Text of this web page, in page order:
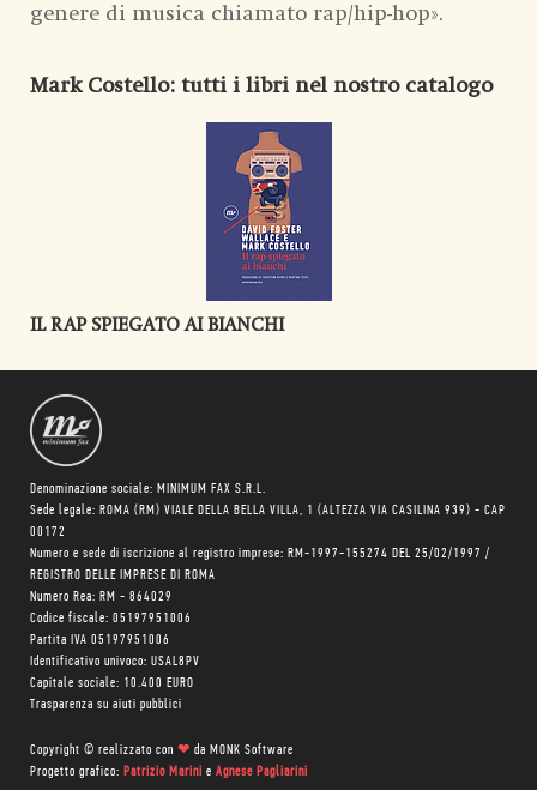
genere di musica chiamato rap/hip-hop».
Mark Costello: tutti i libri nel nostro catalogo
IL RAP SPIEGATO AI BIANCHI
Denominazione sociale: MINIMUM FAX S.R.L.
Sede legale: ROMA (RM) VIALE DELLA BELLA VILLA, 1 (ALTEZZA VIA CASILINA 939) - CAP
00172
Numero e sede di iscrizione al registro imprese: RM-1997-155274 DEL 25/02/1997 /
REGISTRO DELLE IMPRESE DI ROMA
Numero Rea: RM - 864029
Codice fiscale: 05197951006
Partita IVA 05197951006
Identificativo univoco: USAL8PV
Capitale sociale: 10.400 EURO
Trasparenza su aiuti pubblici
Copyright © realizzato con ❤ da MONK Software
Progetto grafico: Patrizio Marini e Agnese Pagliarini